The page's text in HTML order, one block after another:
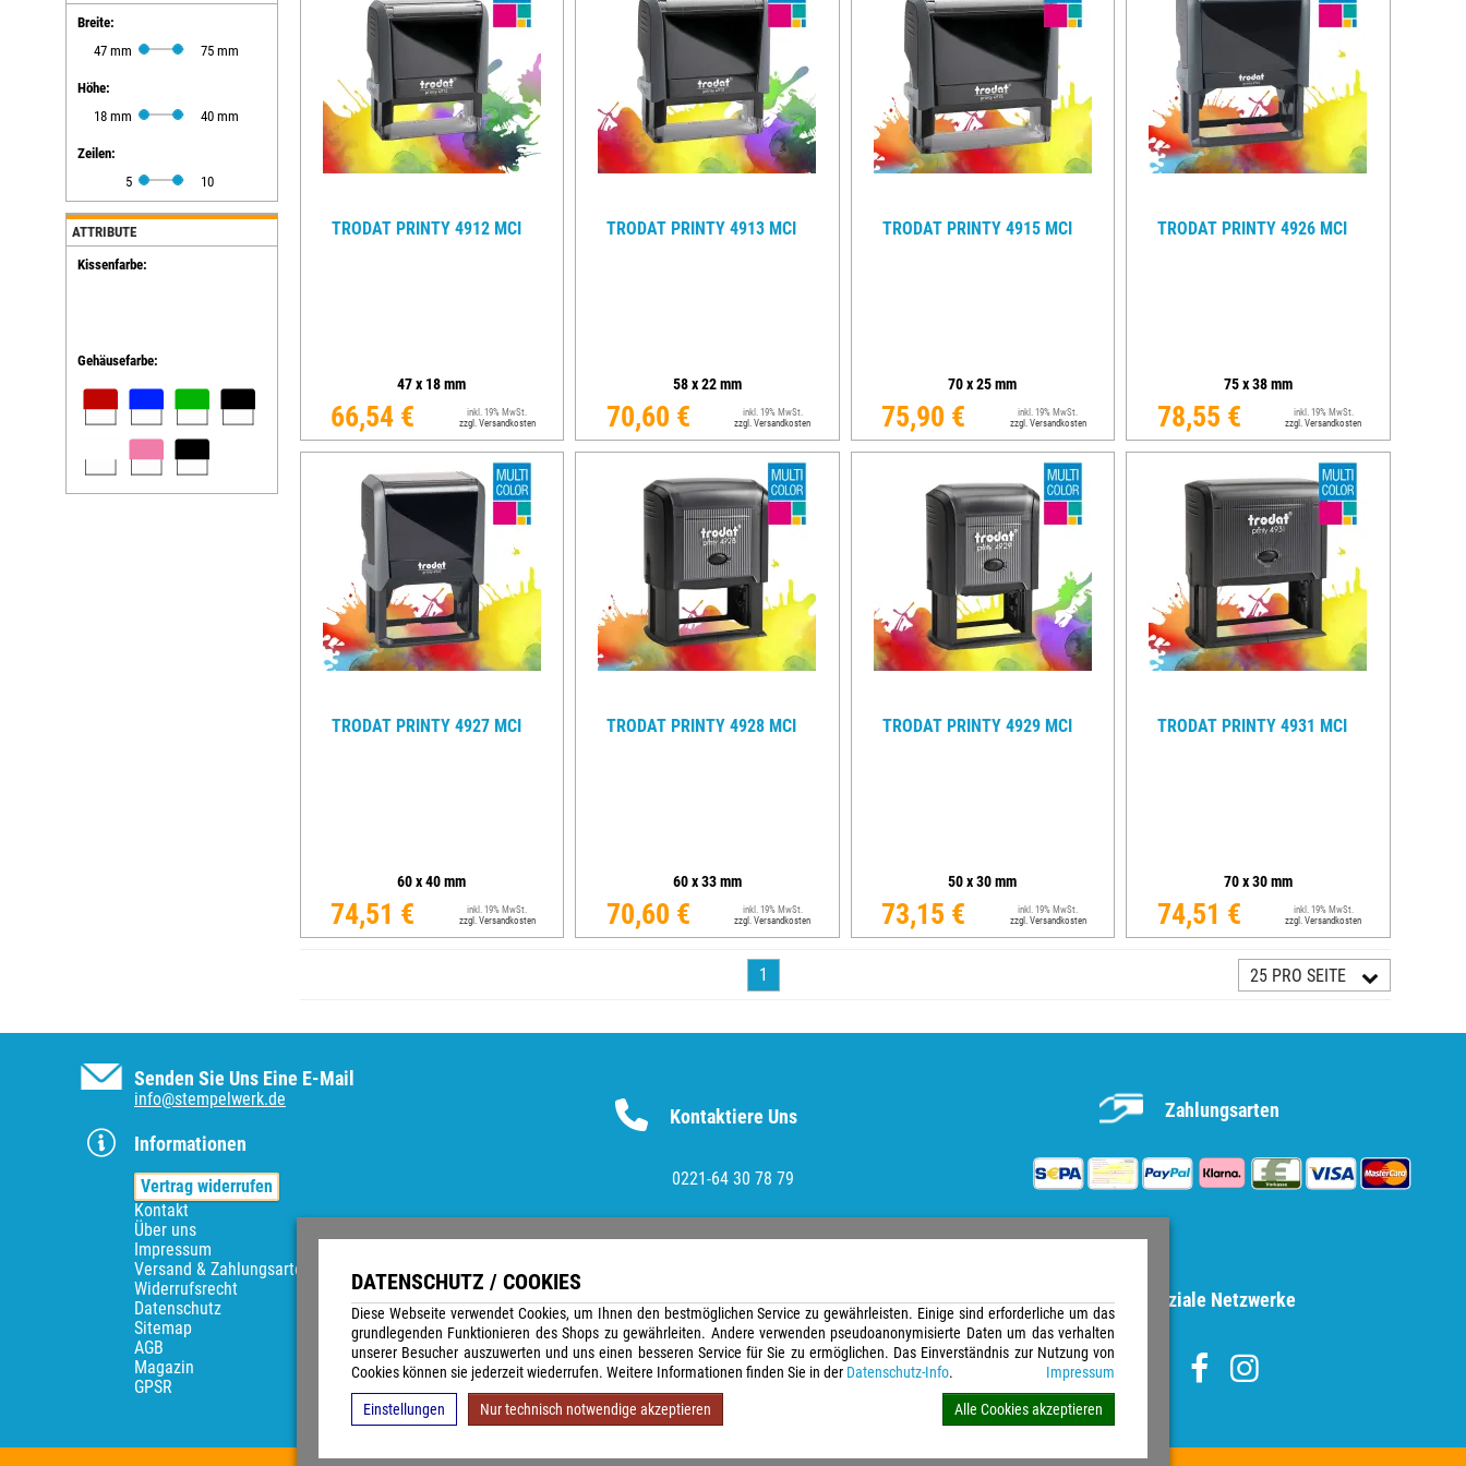
DATENSCHUTZ / COOKIES
Diese Webseite verwendet Cookies, um Ihnen den bestmöglichen Service zu gewährleisten. Einige sind erforderliche um das
grundlegenden Funktionieren des Shops zu gewährleiten. Andere verwenden pseudoanonymisierte Daten um das verhalten
unserer Besucher auszuwerten und uns einen besseren Service für Sie zu ermöglichen. Das Einverständnis zur Nutzung von
Cookies können sie jederzeit wiederrufen. Weitere Informationen finden Sie in der Datenschutz-Info. Impressum
Einstellungen Nur technisch notwendige akzeptieren Alle Cookies akzeptieren
EINSÄTZE FÜR TRODAT PRÄGEZANGEN
DELRINPLATTEN FÜR PRÄGEZANGEN
TRODAT® VINTAGE
TRODAT® CREATIVE MINI STEMPEL + KISSEN SET
Breite:
47 mm
75 mm
Höhe:
18 mm
40 mm
Zeilen:
5
10
ATTRIBUTE
Kissenfarbe:
Gehäusefarbe:
TRODAT PRINTY 4912 MCI
47x 18mm
66,54 €
inkl. 19% MwSt.
zzgl. Versandkosten
TRODAT PRINTY 4913 MCI
58x22mm
70,60 €
inkl. 19% MwSt.
zzgl. Versandkosten
TRODAT PRINTY 4915 MCI
70x25mm
75,90 €
inkl. 19% MwSt.
zzgl. Versandkosten
TRODAT PRINTY 4926 MCI
75x38mm
78,55 €
inkl. 19% MwSt.
zzgl. Versandkosten
TRODAT PRINTY 4927 MCI
60x40mm
74,51 €
inkl. 19% MwSt.
zzgl. Versandkosten
TRODAT PRINTY 4928 MCI
60x33mm
70,60 €
inkl. 19% MwSt.
zzgl. Versandkosten
TRODAT PRINTY 4929 MCI
50x30mm
73,15 €
inkl. 19% MwSt.
zzgl. Versandkosten
TRODAT PRINTY 4931 MCI
70x30mm
74,51 €
inkl. 19% MwSt.
zzgl. Versandkosten
25 PRO SEITE
1
Senden Sie Uns Eine E-Mail
info@stempelwerk.de
Informationen
Vertrag widerrufen
Kontakt
Über uns
Impressum
Versand & Zahlungsarten
Widerrufsrecht
Datenschutz
Sitemap
AGB
Magazin
GPSR
Kontaktiere Uns
0221-64 30 78 79
Versandunternehmen
Zahlungsarten
Soziale Netzwerke